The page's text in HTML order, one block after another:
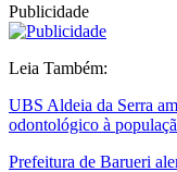
Publicidade
Leia Também:
UBS Aldeia da Serra
odontológico à
Prefeitura de Barueri